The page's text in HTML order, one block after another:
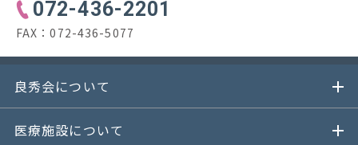
072-436-2201
FAX：072-436-5077
良秀会について
医療施設について